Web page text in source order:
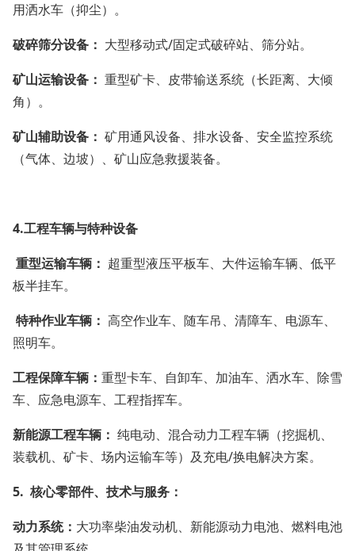
用洒水车（抑尘）。
破碎筛分设备： 大型移动式/固定式破碎站、筛分站。
矿山运输设备： 重型矿卡、皮带输送系统（长距离、大倾
角）。
矿山辅助设备： 矿用通风设备、排水设备、安全监控系统
（气体、边坡）、矿山应急救援装备。
4.工程车辆与特种设备
重型运输车辆： 超重型液压平板车、大件运输车辆、低平
板半挂车。
特种作业车辆： 高空作业车、随车吊、清障车、电源车、
照明车。
工程保障车辆： 重型卡车、自卸车、加油车、洒水车、除雪
车、应急电源车、工程指挥车。
新能源工程车辆： 纯电动、混合动力工程车辆（挖掘机、
装载机、矿卡、场内运输车等）及充电/换电解决方案。
5. 核心零部件、技术与服务：
动力系统： 大功率柴油发动机、新能源动力电池、燃料电池